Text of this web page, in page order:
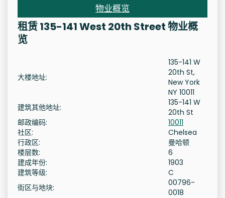
物业概览
租赁 135-141 West 20th Street 物业概
览
大楼地址:
135-141 W
20th St,
New York
NY 10011
建筑其他地址:
135-141 W
20th St
邮政编码:
10011
社区:
Chelsea
行政区:
曼哈顿
楼层数:
6
建成年份:
1903
建筑等级:
C
街区与地块:
00796-
0018